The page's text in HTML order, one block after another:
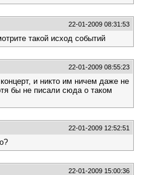
22-01-2009 08:31:53
такой исход событий
22-01-2009 08:55:23
и никто им ничем даже не
бы не писали сюда о таком
22-01-2009 12:52:51
22-01-2009 15:00:36